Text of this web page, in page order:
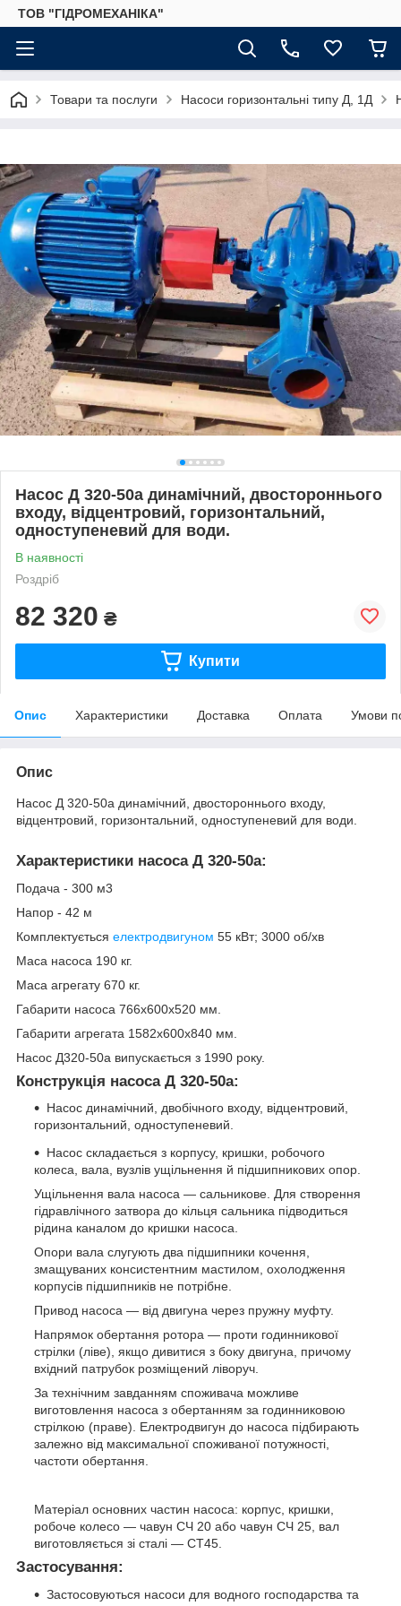
ТОВ "ГІДРОМЕХАНІКА"
Товари та послуги Насоси горизонтальні типу Д, 1Д
Насос Д 320-50а динамічний, двостороннього
входу, відцентровий, горизонтальний,
одноступеневий для води.
В наявності
Роздріб
82 320 ₴
Купити
Опис Характеристики Доставка Оплата Умови
Опис
Насос Д 320-50а динамічний, двостороннього входу,
відцентровий, горизонтальний, одноступеневий для води.
Характеристики насоса Д 320-50а:
Подача - 300 м3
Напор - 42 м
Комплектується електродвигуном 55 кВт; 3000 об/хв
Маса насоса 190 кг.
Маса агрегату 670 кг.
Габарити насоса 766х600х520 мм.
Габарити агрегата 1582х600х840 мм.
Насос Д320-50а випускається з 1990 року.
Конструкція насоса Д 320-50а:
Насос динамічний, двобічного входу, відцентровий,
горизонтальний, одноступеневий.
Насос складається з корпусу, кришки, робочого
колеса, вала, вузлів ущільнення й підшипникових опор.
Ущільнення вала насоса — сальникове. Для створення
гідравлічного затвора до кільця сальника підводиться
рідина каналом до кришки насоса.
Опори вала слугують два підшипники кочення,
змащуваних консистентним мастилом, охолодження
корпусів підшипників не потрібне.
Привод насоса — від двигуна через пружну муфту.
Напрямок обертання ротора — проти годинникової
стрілки (ліве), якщо дивитися з боку двигуна, причому
вхідний патрубок розміщений ліворуч.
За технічним завданням споживача можливе
виготовлення насоса з обертанням за годинниковою
стрілкою (праве). Електродвигун до насоса підбирають
залежно від максимальної споживаної потужності,
частоти обертання.
Матеріал основних частин насоса: корпус, кришки,
робоче колесо — чавун СЧ 20 або чавун СЧ 25, вал
виготовляється зі сталі — СТ45.
Застосування:
Застосовуються насоси для водного господарства та